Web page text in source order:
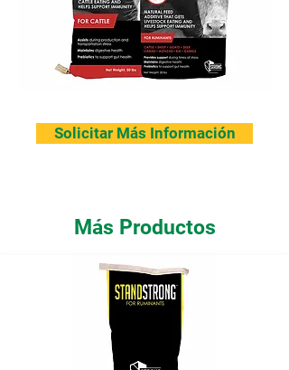
Solicitar Más Información
Más Productos